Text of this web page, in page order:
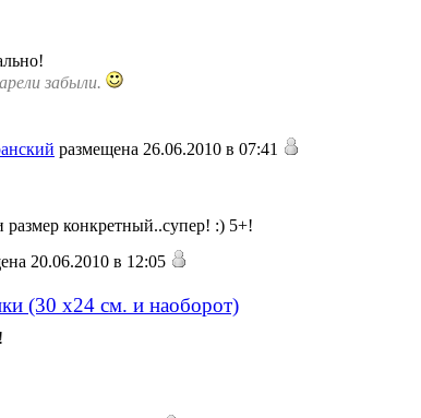
забыли.
размещена 26.06.2010 в 07:41
конкретный..супер! :) 5+!
20.06.2010 в 12:05
(30 х24 см. и наоборот)